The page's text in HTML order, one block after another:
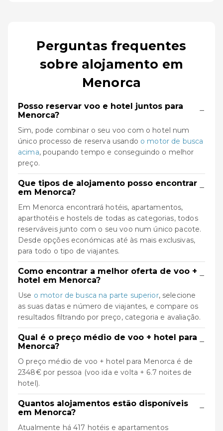
Perguntas frequentes
sobre alojamento em
Menorca
Posso reservar voo e hotel juntos para
Menorca?
−
Sim, pode combinar o seu voo com o hotel num
único processo de reserva usando o motor de busca
acima, poupando tempo e conseguindo o melhor
preço.
Que tipos de alojamento posso encontrar
em Menorca?
−
Em Menorca encontrará hotéis, apartamentos,
aparthotéis e hostels de todas as categorias, todos
reserváveis junto com o seu voo num único pacote.
Desde opções económicas até às mais exclusivas,
para todo o tipo de viajantes.
Como encontrar a melhor oferta de voo +
hotel em Menorca?
−
Use o motor de busca na parte superior, selecione
as suas datas e número de viajantes, e compare os
resultados filtrando por preço, categoria e avaliação.
Qual é o preço médio de voo + hotel para
Menorca?
−
O preço médio de voo + hotel para Menorca é de
2348€ por pessoa (voo ida e volta + 6.7 noites de
hotel).
Quantos alojamentos estão disponíveis
em Menorca?
−
Atualmente há 417 hotéis e apartamentos